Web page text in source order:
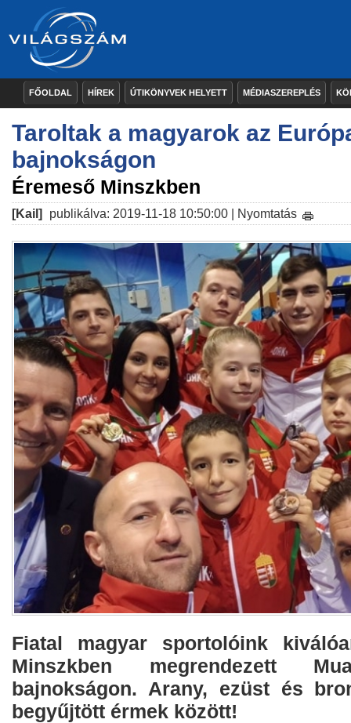
FŐOLDAL HÍREK ÚTIKÖNYVEK HELYETT MÉDIASZEREPLÉS
Taroltak a magyarok az
bajnokságon
Éremeső Minszkben
[Kail] publikálva: 2019-11-18 10:50:00 | Nyomtatás
Fiatal magyar sportolóink
Minszkben megrendezett
bajnokságon. Arany, ezüst és
begyűjtött érmek között!